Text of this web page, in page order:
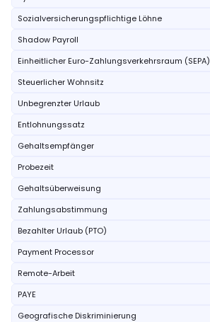
Sozialversicherungspflichtige Löhne
Shadow Payroll
Einheitlicher Euro-Zahlungsverkehrsraum (SEPA)
Steuerlicher Wohnsitz
Unbegrenzter Urlaub
Entlohnungssatz
Gehaltsempfänger
Probezeit
Gehaltsüberweisung
Zahlungsabstimmung
Bezahlter Urlaub (PTO)
Payment Processor
Remote-Arbeit
PAYE
Geografische Diskriminierung